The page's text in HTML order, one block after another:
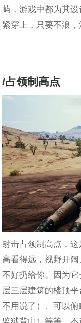
屿，游戏中都为其
紧穿上，只要不浪，
/占领制高点
射击占领制高点，
高看得远，视野开
不好扔给你。因为
层三层建筑的楼顶
不用说了）、可以